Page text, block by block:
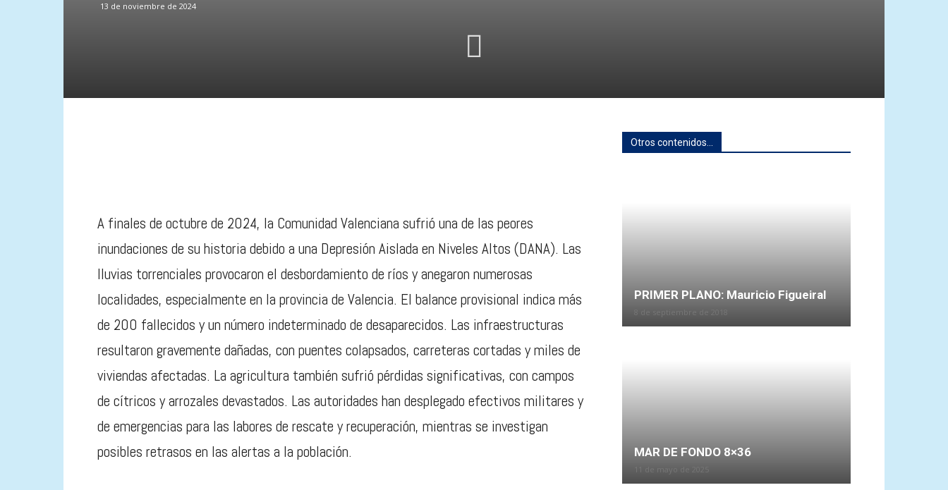
13 de noviembre de 2024
A finales de octubre de 2024, la Comunidad Valenciana sufrió una de las peores
inundaciones de su historia debido a una Depresión Aislada en Niveles Altos (DANA). Las
lluvias torrenciales provocaron el desbordamiento de ríos y anegaron numerosas
localidades, especialmente en la provincia de Valencia. El balance provisional indica más
de 200 fallecidos y un número indeterminado de desaparecidos. Las infraestructuras
resultaron gravemente dañadas, con puentes colapsados, carreteras cortadas y miles de
viviendas afectadas. La agricultura también sufrió pérdidas significativas, con campos
de cítricos y arrozales devastados. Las autoridades han desplegado efectivos militares y
de emergencias para las labores de rescate y recuperación, mientras se investigan
posibles retrasos en las alertas a la población.
Otros contenidos...
PRIMER PLANO: Mauricio Figueiral
MAR DE FONDO 8×36